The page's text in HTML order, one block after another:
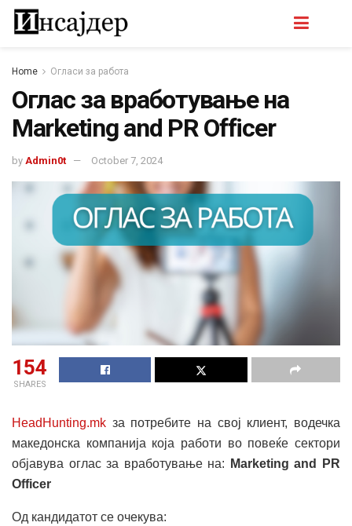
Home Огласи за работа
Оглас за вработување на
Marketing and PR Officer
by Admin0t October 7, 2024
154
SHARES
HeadHunting.mk за потребите на свој клиент, водечка
македонска компанија која работи во повеќе сектори
објавува оглас за вработување на:
Marketing and PR
Officer
Од кандидатот се очекува: